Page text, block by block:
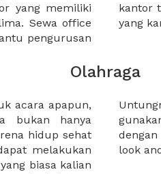
yang memiliki
Sewa office
pengurusan
karena harga
yang
Olahraga
acara apapun,
bukan hanya
hidup sehat
melakukan
biasa kalian
dapat anda
menyesuaikan
why not take a
look